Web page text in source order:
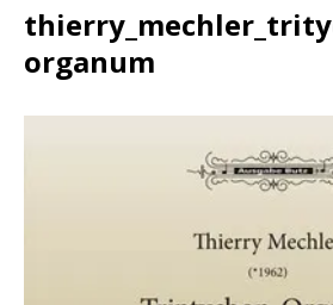
organum